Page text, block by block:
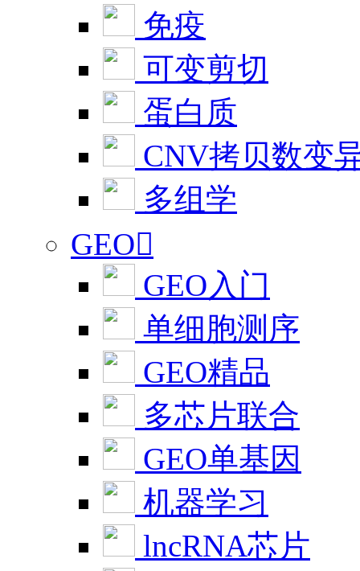
免疫
可变剪切
蛋白质
CNV拷贝数变
多组学
GEO
GEO入门
单细胞测序
GEO精品
多芯片联合
GEO单基因
机器学习
lncRNA芯片